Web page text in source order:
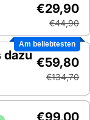
€29,90
€44,90
Am beliebtesten
dazu €59,80
€134,70
€99,00